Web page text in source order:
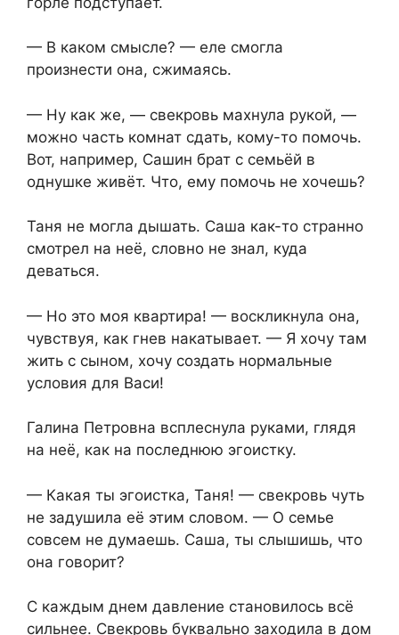
— В каком смысле? — еле смогла
произнести она, сжимаясь.
— Ну как же, — свекровь махнула рукой, —
можно часть комнат сдать, кому-то помочь.
Вот, например, Сашин брат с семьёй в
однушке живёт. Что, ему помочь не хочешь?
Таня не могла дышать. Саша как-то странно
смотрел на неё, словно не знал, куда
деваться.
— Но это моя квартира! — воскликнула она,
чувствуя, как гнев накатывает. — Я хочу там
жить с сыном, хочу создать нормальные
условия для Васи!
Галина Петровна всплеснула руками, глядя
на неё, как на последнюю эгоистку.
— Какая ты эгоистка, Таня! — свекровь чуть
не задушила её этим словом. — О семье
совсем не думаешь. Саша, ты слышишь, что
она говорит?
С каждым днем давление становилось всё
сильнее. Свекровь буквально заходила в дом